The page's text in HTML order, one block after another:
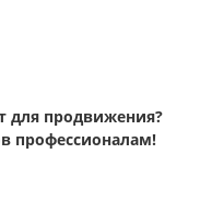
для продвижения?
профессионалам!